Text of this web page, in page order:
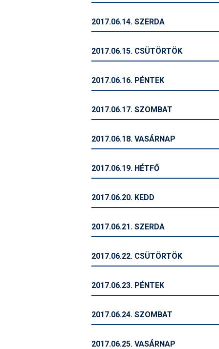
2017.06.14. SZERDA
2017.06.15. CSÜTÖRTÖK
2017.06.16. PÉNTEK
2017.06.17. SZOMBAT
2017.06.18. VASÁRNAP
2017.06.19. HÉTFŐ
2017.06.20. KEDD
2017.06.21. SZERDA
2017.06.22. CSÜTÖRTÖK
2017.06.23. PÉNTEK
2017.06.24. SZOMBAT
2017.06.25. VASÁRNAP